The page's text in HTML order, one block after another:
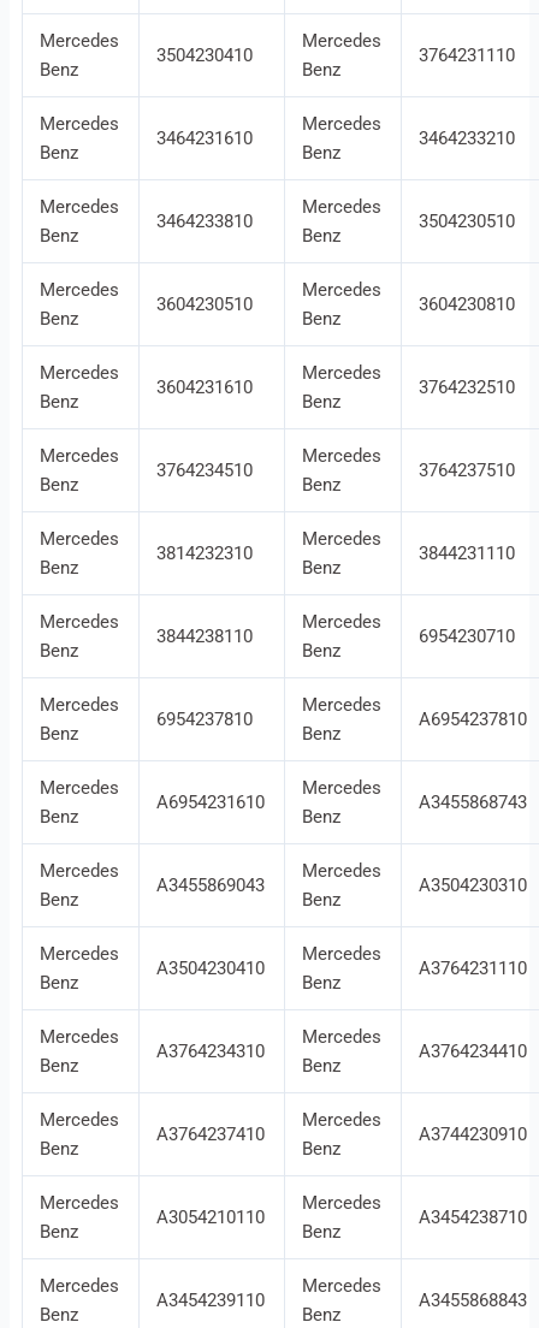
Mercedes
Benz
3504230410
Mercedes
Benz
3764231110
Mercedes
Benz
3464231610
Mercedes
Benz
3464233210
Mercedes
Benz
3464233810
Mercedes
Benz
3504230510
Mercedes
Benz
3604230510
Mercedes
Benz
3604230810
Mercedes
Benz
3604231610
Mercedes
Benz
3764232510
Mercedes
Benz
3764234510
Mercedes
Benz
3764237510
Mercedes
Benz
3814232310
Mercedes
Benz
3844231110
Mercedes
Benz
3844238110
Mercedes
Benz
6954230710
Mercedes
Benz
6954237810
Mercedes
Benz
A6954237810
Mercedes
Benz
A6954231610
Mercedes
Benz
A3455868743
Mercedes
Benz
A3455869043
Mercedes
Benz
A3504230310
Mercedes
Benz
A3504230410
Mercedes
Benz
A3764231110
Mercedes
Benz
A3764234310
Mercedes
Benz
A3764234410
Mercedes
Benz
A3764237410
Mercedes
Benz
A3744230910
Mercedes
Benz
A3054210110
Mercedes
Benz
A3454238710
Mercedes
Benz
A3454239110
Mercedes
Benz
A3455868843